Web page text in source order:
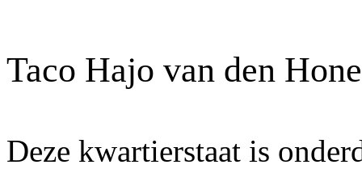
Taco Hajo van den
Deze kwartierstaat is